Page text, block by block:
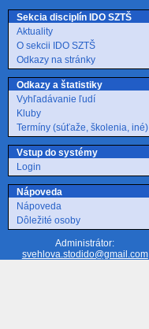
Sekcia disciplín IDO SZTŠ
Aktuality
O sekcii IDO SZTŠ
Odkazy na stránky
Odkazy a štatistiky
Vyhľadávanie ľudí
Kluby
Termíny (súťaže, školenia, iné)
Vstup do systémy
Login
Nápoveda
Nápoveda
Dôležité osoby
Administrátor:
svehlova.stodido@gmail.com